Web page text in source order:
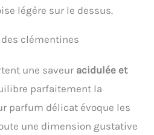
légère sur le dessus.
clémentines
une saveur acidulée et
parfaitement la
parfum délicat évoque les
une dimension gustative